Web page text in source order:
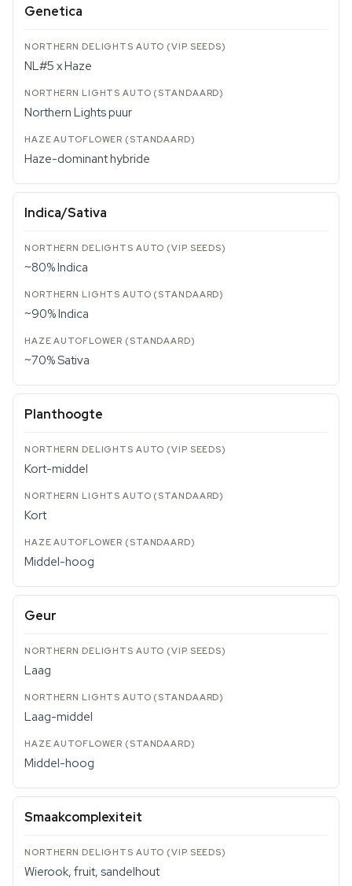
Genetica
NL#5 x Haze
Northern Lights puur
Haze-dominant hybride
Indica/Sativa
~80% Indica
~90% Indica
~70% Sativa
Planthoogte
Kort-middel
Kort
Middel-hoog
Geur
Laag
Laag-middel
Middel-hoog
Smaakcomplexiteit
Wierook, fruit, sandelhout